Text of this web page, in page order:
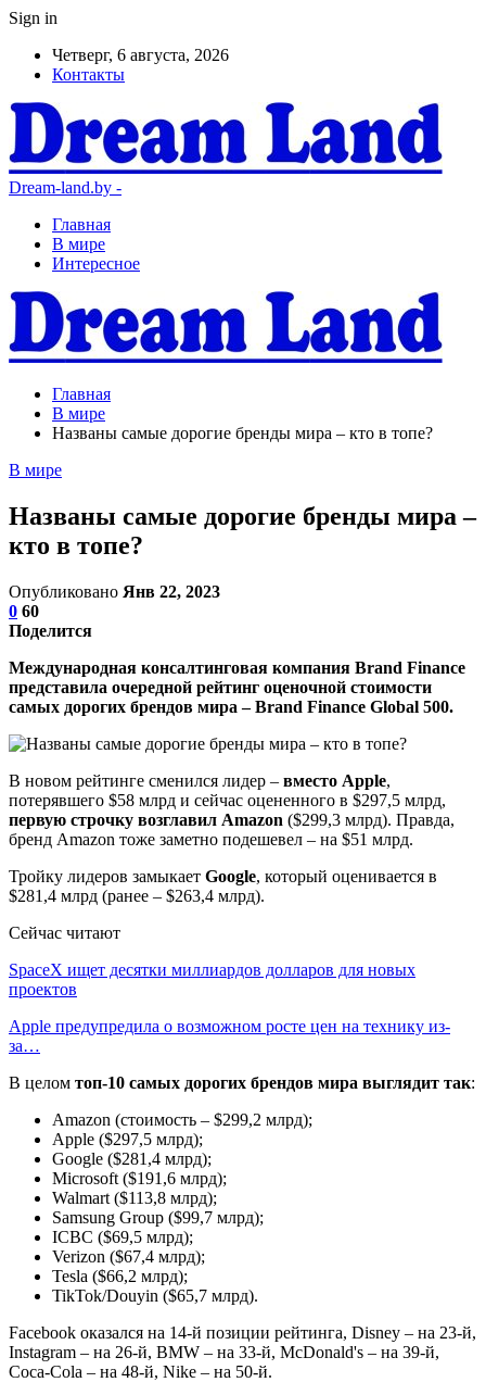
Sign in
Четверг, 6 августа, 2026
Контакты
Dream-land.by -
Главная
В мире
Интересное
Главная
В мире
Названы самые дорогие бренды мира – кто в топе?
В мире
Названы самые дорогие бренды мира –
кто в топе?
Опубликовано Янв 22, 2023
0 60
Поделится
Международная консалтинговая компания Brand Finance
представила очередной рейтинг оценочной стоимости
самых дорогих брендов мира – Brand Finance Global 500.
В новом рейтинге сменился лидер – вместо Apple,
потерявшего $58 млрд и сейчас оцененного в $297,5 млрд,
первую строчку возглавил Amazon ($299,3 млрд). Правда,
бренд Amazon тоже заметно подешевел – на $51 млрд.
Тройку лидеров замыкает Google, который оценивается в
$281,4 млрд (ранее – $263,4 млрд).
Сейчас читают
SpaceX ищет десятки миллиардов долларов для новых
проектов
Apple предупредила о возможном росте цен на технику из-
за…
В целом топ-10 самых дорогих брендов мира выглядит так:
Amazon (стоимость – $299,2 млрд);
Apple ($297,5 млрд);
Google ($281,4 млрд);
Microsoft ($191,6 млрд);
Walmart ($113,8 млрд);
Samsung Group ($99,7 млрд);
ICBC ($69,5 млрд);
Verizon ($67,4 млрд);
Tesla ($66,2 млрд);
TikTok/Douyin ($65,7 млрд).
Facebook оказался на 14-й позиции рейтинга, Disney – на 23-й,
Instagram – на 26-й, BMW – на 33-й, McDonald's – на 39-й,
Coca-Cola – на 48-й, Nike – на 50-й.